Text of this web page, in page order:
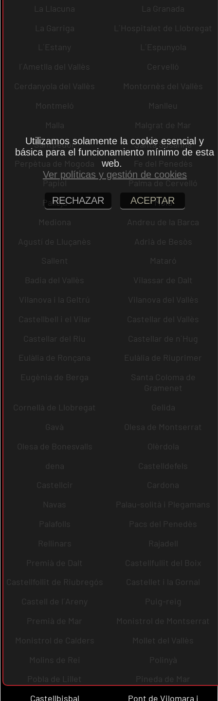
La Llacuna
La Granada
La Garriga
L´Hospitalet de Llobregat
L´Estany
L´Espunyola
l´Ametlla del Vallès
Cervelló
Cerdanyola del Vallès
Montornès del Vallès
Montmeló
Manlleu
Malla
Malgrat de Mar
Santpedor
Santa Susanna
Perpètua de Mogoda
Fe del Penedès
Papiol
Palma de Cervelló
Pallejà
Moià
Mediona
Andreu de la Barca
Agustí de Lluçanès
Adrià de Besòs
Sallent
Mataró
Badia del Vallès
Vilassar de Dalt
Vilanova i la Geltrú
Vilanova del Vallès
Castellbell i el Vilar
Castellar del Vallès
Castellar del Riu
Castellar de n´Hug
Eulàlia de Ronçana
Eulàlia de Riuprimer
Eugènia de Berga
Santa Coloma de
Gramenet
Cornellà de Llobregat
Gelida
Gavà
Olesa de Montserrat
Olesa de Bonesvalls
Olèrdola
dena
Castelldefels
Castellcir
Cardona
Navas
Palau-solità i Plegamans
Palafolls
Pacs del Penedès
Rellinars
Rajadell
Premià de Dalt
Castellfullit del Boix
Castellfollit de Riubregós
Castellet i la Gornal
Castell de l´Areny
Puig-reig
Premià de Mar
Monistrol de Montserrat
Monistrol de Calders
Mollet del Vallès
Molins de Rei
Polinyà
Pobla de Lillet
Pineda de Mar
Castellbisbal
Pont de Vilomara i
Utilizamos solamente la cookie esencial y
básica para el funcionamiento mínimo de esta
web.
Ver políticas y gestión de cookies
RECHAZAR ACEPTAR